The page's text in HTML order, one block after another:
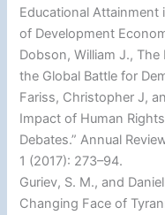
Educational Attainment
of Development
Dobson, William J.,
the Global Battle for
Fariss, Christopher J,
Impact of Human
Debates.” Annual
1 (2017): 273–94.
Guriev, S. M., and
Changing Face of